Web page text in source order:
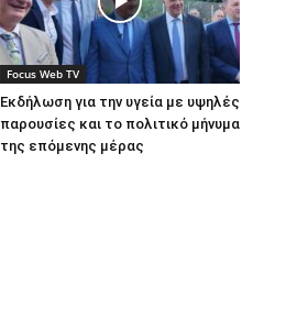
Focus Web TV
Εκδήλωση για την υγεία με υψηλές
παρουσίες και το πολιτικό μήνυμα
της επόμενης μέρας